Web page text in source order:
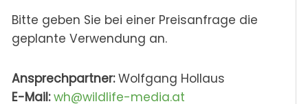
Bitte geben Sie bei einer Preisanfrage die
geplante Verwendung an.
Ansprechpartner:Wolfgang Hollaus
E-Mail: wh@wildlife-media.at